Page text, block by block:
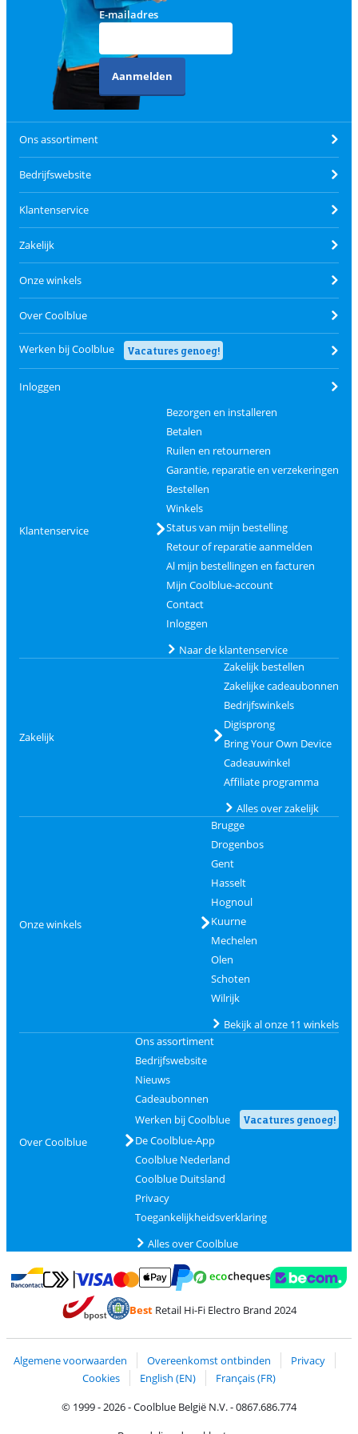
E-mailadres
Aanmelden
Ons assortiment
Bedrijfswebsite
Klantenservice
Zakelijk
Onze winkels
Over Coolblue
Werken bij Coolblue Vacatures genoeg!
Inloggen
Klantenservice
Bezorgen en installeren
Betalen
Ruilen en retourneren
Garantie, reparatie en verzekeringen
Bestellen
Winkels
Status van mijn bestelling
Retour of reparatie aanmelden
Al mijn bestellingen en facturen
Mijn Coolblue-account
Contact
Inloggen
Naar de klantenservice
Zakelijk
Zakelijk bestellen
Zakelijke cadeaubonnen
Bedrijfswinkels
Digisprong
Bring Your Own Device
Cadeauwinkel
Affiliate programma
Alles over zakelijk
Onze winkels
Brugge
Drogenbos
Gent
Hasselt
Hognoul
Kuurne
Mechelen
Olen
Schoten
Wilrijk
Bekijk al onze 11 winkels
Over Coolblue
Ons assortiment
Bedrijfswebsite
Nieuws
Cadeaubonnen
Werken bij Coolblue
Vacatures genoeg!
De Coolblue-App
Coolblue Nederland
Coolblue Duitsland
Privacy
Toegankelijkheidsverklaring
Alles over Coolblue
Betalen met Bancontact
Betalen met MasterCard en Visa via ClickToPay
BestRetail Hi-Fi Electro Brand 2024
Algemene voorwaarden Overeenkomst ontbinden
Privacy
Cookies
English (EN)
Français (FR)
© 1999 - 2026 - Coolblue België N.V. - 0867.686.774